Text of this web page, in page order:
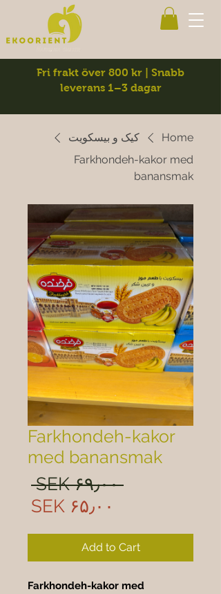
Fri frakt över 800 kr | Snabb
leverans 1–3 dagar
Home
کیک و بیسکویت
Farkhondeh-kakor med
banansmak
Farkhondeh-kakor
med banansmak
‎SEK ۶۹٫۰۰
‎SEK ۶۵٫۰۰
Add to Cart
Farkhondeh-kakor med